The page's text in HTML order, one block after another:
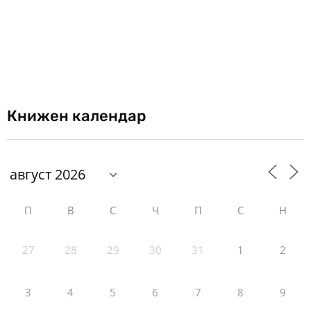
Книжен календар
П В С Ч П С Н
27 28 29 30 31 1 2
3 4 5 6 7 8 9